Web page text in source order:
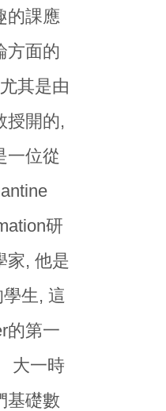
的課應
方面的
其是由
授開的,
一位從
研
家, 他是
生, 這
的第一
大一時
基礎數